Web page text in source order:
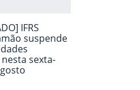
IFRS
suspende
sexta-